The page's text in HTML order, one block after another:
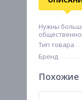
Нужны
Тип товара
Бренд
Похожие